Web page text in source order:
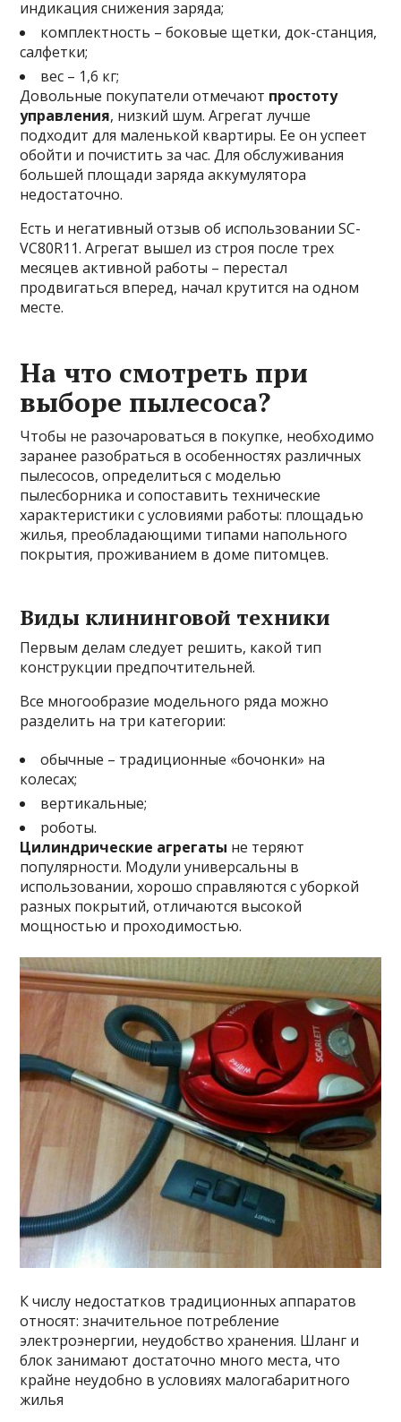
индикация снижения заряда;
комплектность – боковые щетки, док-станция,
салфетки;
вес – 1,6 кг;
Довольные покупатели отмечают простоту
управления, низкий шум. Агрегат лучше
подходит для маленькой квартиры. Ее он успеет
обойти и почистить за час. Для обслуживания
большей площади заряда аккумулятора
недостаточно.
Есть и негативный отзыв об использовании SC-
VC80R11. Агрегат вышел из строя после трех
месяцев активной работы – перестал
продвигаться вперед, начал крутится на одном
месте.
На что смотреть при
выборе пылесоса?
Чтобы не разочароваться в покупке, необходимо
заранее разобраться в особенностях различных
пылесосов, определиться с моделью
пылесборника и сопоставить технические
характеристики с условиями работы: площадью
жилья, преобладающими типами напольного
покрытия, проживанием в доме питомцев.
Виды клининговой техники
Первым делам следует решить, какой тип
конструкции предпочтительней.
Все многообразие модельного ряда можно
разделить на три категории:
обычные – традиционные «бочонки» на
колесах;
вертикальные;
роботы.
Цилиндрические агрегаты не теряют
популярности. Модули универсальны в
использовании, хорошо справляются с уборкой
разных покрытий, отличаются высокой
мощностью и проходимостью.
К числу недостатков традиционных аппаратов
относят: значительное потребление
электроэнергии, неудобство хранения. Шланг и
блок занимают достаточно много места, что
крайне неудобно в условиях малогабаритного
жилья